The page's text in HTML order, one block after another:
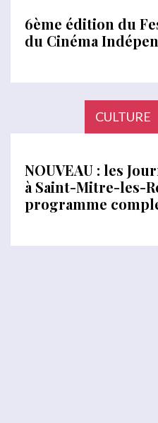
6ème édition du
du Cinéma
CULTURE
NOUVEAU : les
à Saint-Mitre-les-
programme